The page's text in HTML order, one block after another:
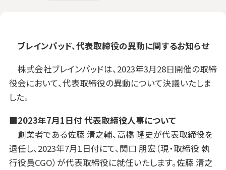
ブレインパッド、代表取締役の異動に関するお知らせ
株式会社ブレインパッドは、2023年3月28日開催の取締
役会において、代表取締役の異動について決議いたしま
した。
■2023年7月1日付 代表取締役人事について
創業者である佐藤 清之輔、高橋 隆史が代表取締役を
退任し、2023年7月1日付にて、関口 朋宏（現・取締役 執
行役員CGO）が代表取締役に就任いたします。佐藤 清之